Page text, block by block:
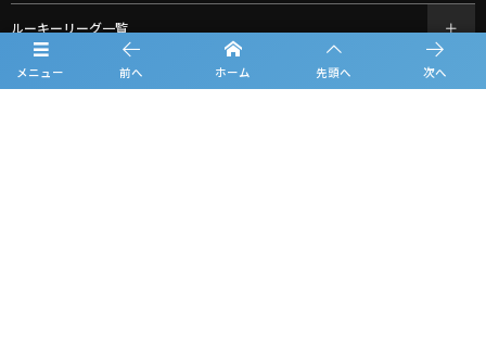
メニュー 前へ ホーム 先頭へ 次へ
ルーキーリーグ一覧
スポンサー一覧